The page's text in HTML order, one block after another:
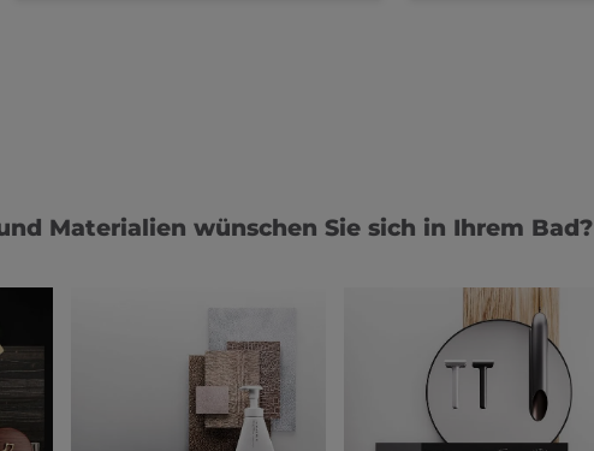
Materialien wünschen Sie sich in Ihrem Bad?